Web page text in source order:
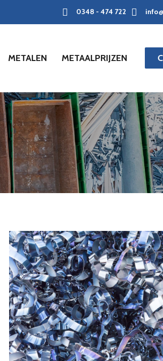
0348 - 474 722
METALEN METAALPRIJZEN